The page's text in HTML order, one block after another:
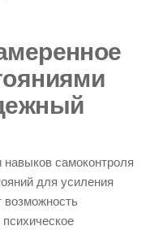
навыков самоконтроля
для усиления
возможность